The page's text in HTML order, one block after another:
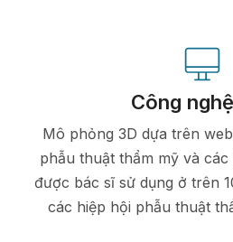
Công
Mô phỏng 3D dựa trên
phẫu thuật thẩm mỹ và
được bác sĩ sử dụng ở trên
các hiệp hội phẫu thuật